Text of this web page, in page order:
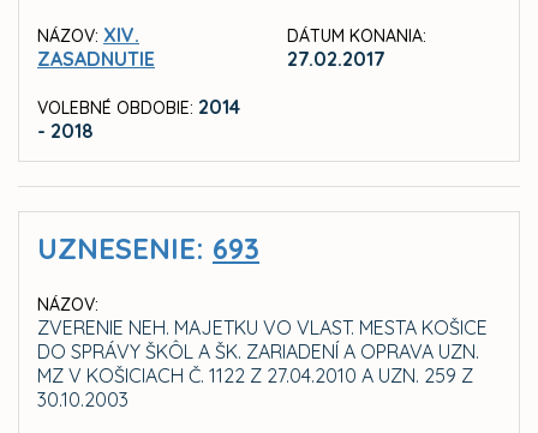
NÁZOV: XIV.
ZASADNUTIE
VOLEBNÉ OBDOBIE: 2014
- 2018
DÁTUM KONANIA:
27.02.2017
UZNESENIE: 693
NÁZOV:
ZVERENIE NEH. MAJETKU VO VLAST. MESTA KOŠICE
DO SPRÁVY ŠKÔL A ŠK. ZARIADENÍ A OPRAVA UZN.
MZ V KOŠICIACH Č. 1122 Z 27.04.2010 A UZN. 259 Z
30.10.2003